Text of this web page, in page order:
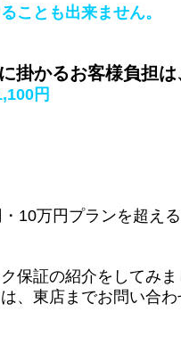
ことも出来ません。
掛かるお客様負担は
円
10万円プランを超える
保証の紹介をしてみま
、東店までお問い合わ